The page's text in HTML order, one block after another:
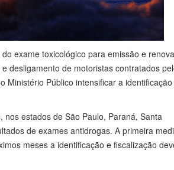
exame toxicológico para emissão e
desligamento de motoristas contratados
Ministério Público intensificar a
estados de São Paulo, Paraná, Santa
de exames antidrogas. A primeira
meses a identificação e fiscalização